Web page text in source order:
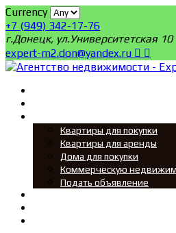
Currency
+7 (949) 342-17-76
г.Донецк, ул.Университетская 10
expert-m2.don@yandex.ru
Квартиры для покупки
Квартиры для аренды
Дома для покупки
Коммерческую
Подать объявление